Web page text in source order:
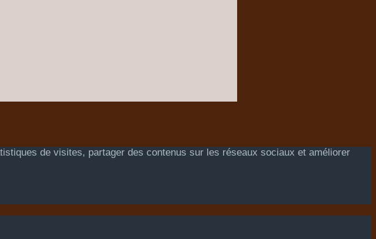
de visites, partager des contenus sur les réseaux sociaux et améliorer